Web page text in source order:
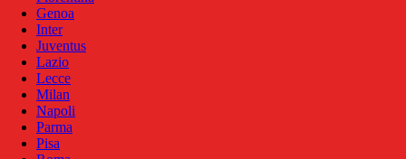
Genoa
Inter
Juventus
Lazio
Lecce
Milan
Napoli
Parma
Pisa